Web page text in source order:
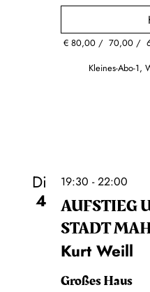
€80,00 70,00
Kleines-Abo-1,
Di
4
19:30 - 22:00
AUFSTIEG
STADT
Kurt Weill
Großes Haus